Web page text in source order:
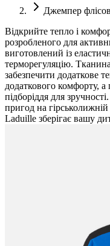
Джемпер
Відкрийте тепло і
розробленого для
виготовлений із
терморегуляцію.
забезпечити додаткове
додаткового комфорту, а
підборіддя для
пригод на
Laduille зберігає вашу